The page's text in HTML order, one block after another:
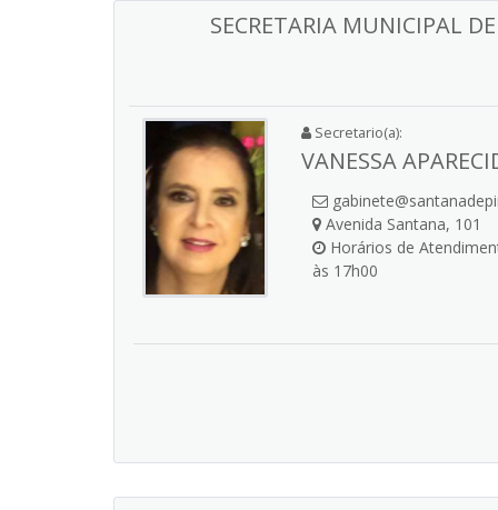
SECRETARIA MUNICIPAL
Secretario(a):
VANESSA
Avenida Santana, 101
Horários de
às 17h00